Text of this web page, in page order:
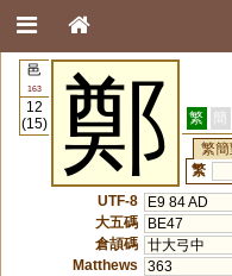
邑
163
12
(15)
鄭 繁 簡
繁
繁
UTF-8
E9 84 AD
大五碼
BE47
倉頡碼 廿大弓中
Matthews
363